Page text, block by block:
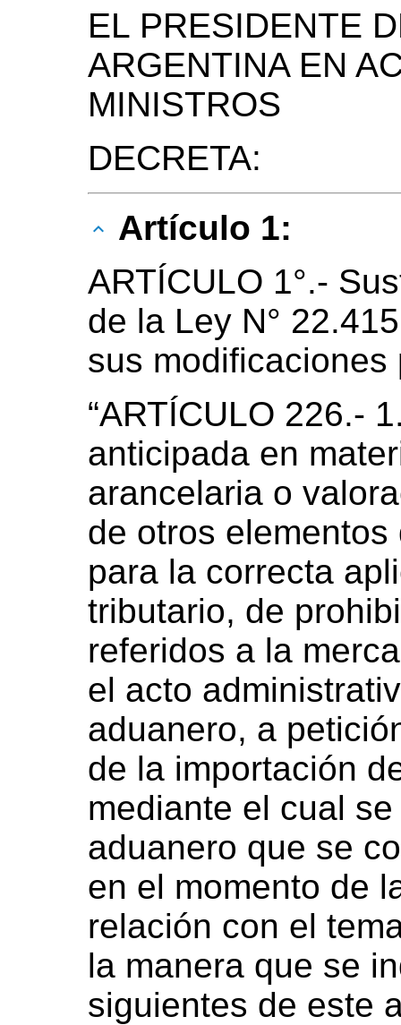
EL PRESIDENTE
ARGENTINA EN
MINISTROS
DECRETA:
Artículo 1:
ARTÍCULO 1°.-
de la Ley N°
sus
“ARTÍCULO 226.-
anticipada en
arancelaria o
de otros
para la correcta
tributario, de
referidos a la
el acto
aduanero, a
de la importación
mediante el cual
aduanero que se
en el momento de
relación con el
la manera que se
siguientes de este